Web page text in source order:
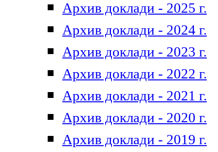
Архив доклади - 2025 г.
Архив доклади - 2024 г.
Архив доклади - 2023 г.
Архив доклади - 2022 г.
Архив доклади - 2021 г.
Архив доклади - 2020 г.
Архив доклади - 2019 г.